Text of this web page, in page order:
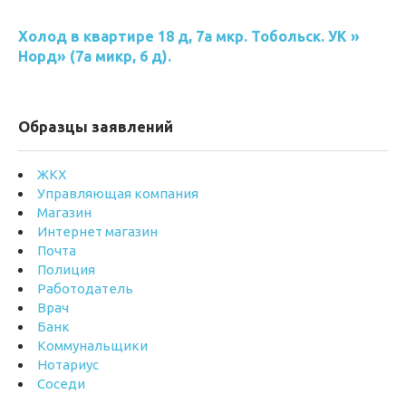
Холод в квартире 18 д, 7а мкр. Тобольск. УК »
Норд» (7а микр, 6 д).
Образцы заявлений
ЖКХ
Управляющая компания
Магазин
Интернет магазин
Почта
Полиция
Работодатель
Врач
Банк
Коммунальщики
Нотариус
Соседи